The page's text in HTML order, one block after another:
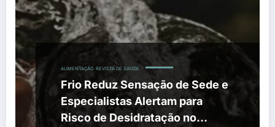
ALIMENTAÇÃO REVISTA DE SAÚDE
Frio Reduz Sensação de Sede e
Especialistas Alertam para
Risco de Desidratação no